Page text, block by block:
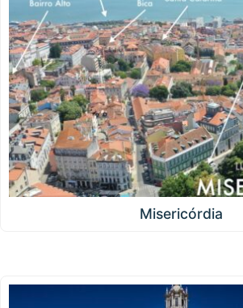
Misericórdia